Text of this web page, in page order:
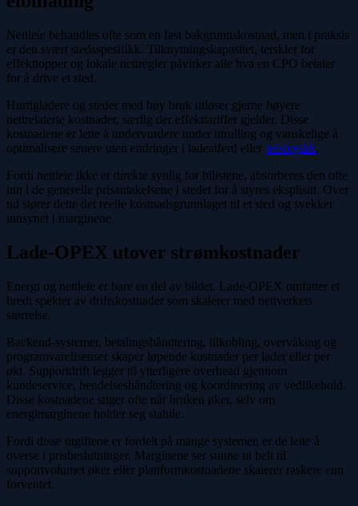
Nettleie behandles ofte som en fast bakgrunnskostnad, men i praksis
er den svært stedsspesifikk. Tilknytningskapasitet, terskler for
effekttopper og lokale nettregler påvirker alle hva en CPO betaler
for å drive et sted.
Hurtigladere og steder med høy bruk utløser gjerne høyere
nettrelaterte kostnader, særlig der effekttariffer gjelder. Disse
kostnadene er lette å undervurdere under utrulling og vanskelige å
optimalisere senere uten endringer i ladeatferd eller prislogikk.
Fordi nettleie ikke er direkte synlig for bilistene, absorberes den ofte
inn i de generelle prisantakelsene i stedet for å styres eksplisitt. Over
tid slører dette det reelle kostnadsgrunnlaget til et sted og svekker
innsynet i marginene.
Lade-OPEX utover strømkostnader
Energi og nettleie er bare en del av bildet. Lade-OPEX omfatter et
bredt spekter av driftskostnader som skalerer med nettverkets
størrelse.
Backend-systemer, betalingshåndtering, tilkobling, overvåking og
programvarelisenser skaper løpende kostnader per lader eller per
økt. Supportdrift legger til ytterligere overhead gjennom
kundeservice, hendelseshåndtering og koordinering av vedlikehold.
Disse kostnadene stiger ofte når bruken øker, selv om
energimarginene holder seg stabile.
Fordi disse utgiftene er fordelt på mange systemer, er de lette å
overse i prisbeslutninger. Marginene ser sunne ut helt til
supportvolumet øker eller plattformkostnadene skalerer raskere enn
forventet.